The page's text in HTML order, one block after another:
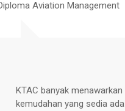
Syariah
Saya dari kursus Diploma
KTAC kerana dapat belajar